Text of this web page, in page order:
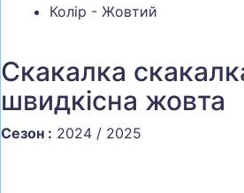
Колір - Жовтий
Скакалка
швидкісна жовта
Сезон : 2024 / 2025